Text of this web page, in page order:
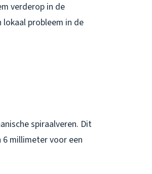
verderop in de
probleem in de
spiraalveren. Dit
6 millimeter voor een